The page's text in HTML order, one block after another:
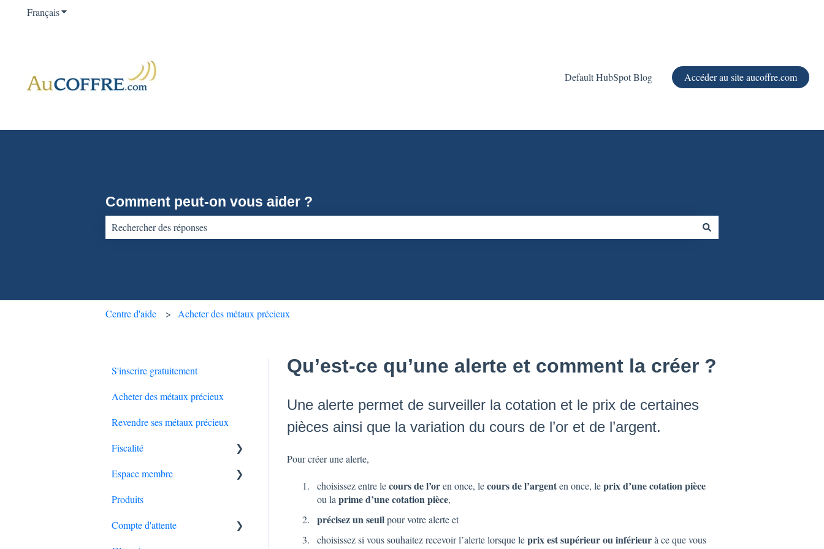
FrançaisAfficher le sous-menu pour les traductions
Default HubSpot Blog Accéder au site aucoffre.com
Comment peut-on vous aider ?
Centre d'aide Acheter des métaux précieux
Qu’est-ce qu’une alerte et comment la créer ?
Une alerte permet de surveiller la cotation et le prix de certaines
pièces ainsi que la variation du cours de l’or et de l’argent.
Pour créer une alerte,
choisissez entre lecours de l’oren once, lecours de l’argenten once, leprix d’une cotation pièce
ou la prime d’une cotation pièce,
précisez un seuilpour votre alerte et
choisissez si vous souhaitez recevoir l’alerte lorsque leprix est supérieur ou inférieurà ce que vous
S'inscrire gratuitement
Acheter des métaux précieux
Revendre ses métaux précieux
Fiscalité
Succession et transmission
Espace membre
Modifications du compte
Problème de connexion
Produits
Compte d'attente